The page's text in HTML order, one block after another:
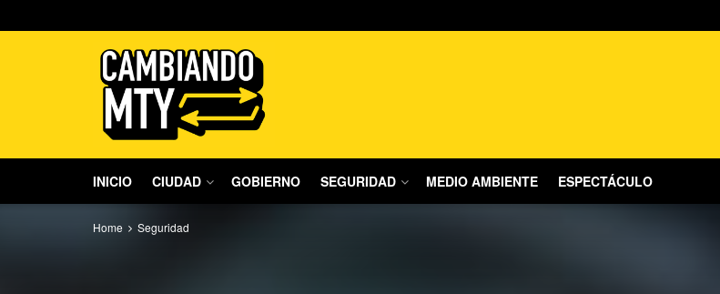
INICIO CIUDAD GOBIERNO SEGURIDAD MEDIO AMBIENTE ESPECTÁCULO
Home Seguridad